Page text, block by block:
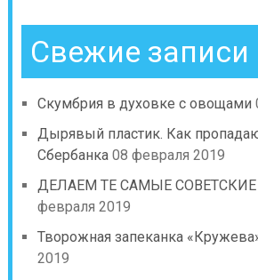
Свежие записи
Скумбрия в духовке с овощами
Дырявый пластик. Как
Сбербанка 08 февраля 2019
ДЕЛАЕМ ТЕ САМЫЕ
февраля 2019
Творожная запеканка
2019